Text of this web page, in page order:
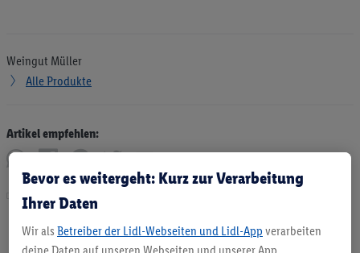
Weingut Müller
Alle Produkte
Artikel empfehlen:
Drucken
Bevor es weitergeht: Kurz zur Verarbeitung
Ihrer Daten
Wir als Betreiber der Lidl-Webseiten und Lidl-App verarbeiten
deine Daten auf unseren Webseiten und unserer App